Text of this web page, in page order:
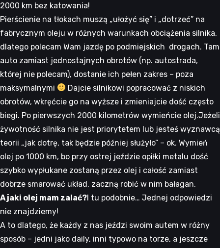
2000 km bez katowania!
Pierścienie na tłokach muszą „ułożyć się” i „dotrzeć” na
fabrycznym oleju w różnych warunkach obciążenia silnika,
dlatego polecam Wam jazdę po podmiejskich drogach. Tam
auto zamiast jednostajnych obrotów (np. autostrada,
której nie polecam), dostanie ich pełen zakres – poza
maksymalnymi
Dajcie silnikowi popracować z niskich
obrotów, wkręćcie go na wyższe i zmieniajcie dość często
biegi. Po pierwszych 2000 kilometrów wymieńcie olej.Jeżeli
żywotność silnika nie jest priorytetem lub jesteś wyznawcą
teorii „jak dotrę, tak będzie później służyło” – ok. Wymień
olej po 1000 km, bo przy ostrej jeździe opiłki metalu dość
szybko wypłukane zostaną przez olej i całość zamiast
dobrze smarować układ, zaczną robić w nim bałagan.
A jaki olej mam zalać?I tu podobnie… Jednej odpowiedzi
nie znajdziemy!
A to dlatego, że każdy z nas jeździ swoim autem w różny
sposób – jedni jako daily, inni typowo na torze, a jeszcze